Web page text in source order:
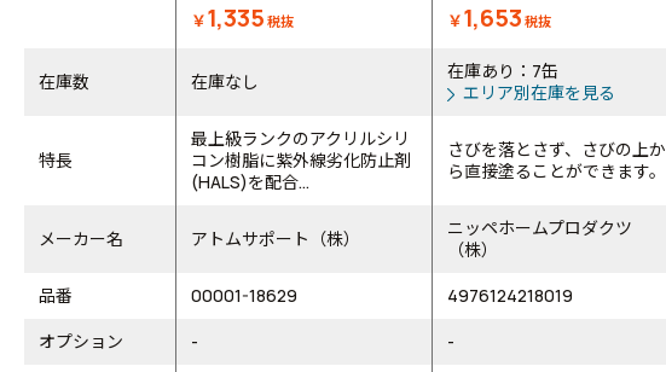
￥1,335 税抜 ￥1,653 税抜
在庫数 在庫なし
在庫あり：7缶
エリア別在庫を見る
特長
最上級ランクのアクリルシリ
コン樹脂に紫外線劣化防止剤
(HALS)を配合...
さびを落とさず、さびの上か
ら直接塗ることができます。
メーカー名 アトムサポート（株）
ニッペホームプロダクツ
（株）
品番
00001-18629 4976124218019
オプション
- -